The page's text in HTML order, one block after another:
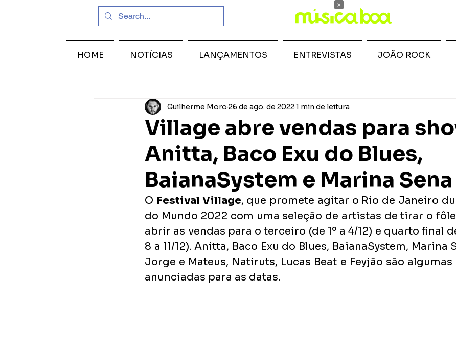
Village abre vendas para
Anitta, Baco Exu do Blues,
BaianaSystem e Marina Sena
Guilherme Moro 26 de ago. de 2022 1 min de leitura
O Festival Village, que promete agitar o Rio de Janeiro
do Mundo 2022 com uma seleção de artistas de tirar o
abrir as vendas para o terceiro (de 1º a 4/12) e quarto final
8 a 11/12). Anitta, Baco Exu do Blues, BaianaSystem, Marina
Jorge e Mateus, Natiruts, Lucas Beat e Feyjão são
anunciadas para as datas.
HOME NOTÍCIAS LANÇAMENTOS ENTREVISTAS JOÃO ROCK
×